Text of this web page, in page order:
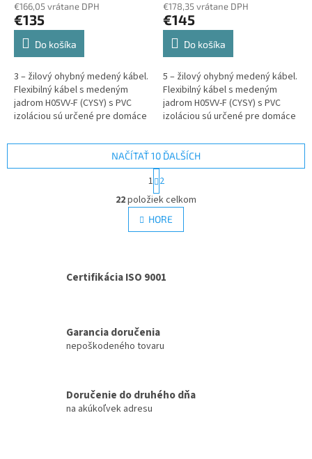
€166,05 vrátane DPH
€135
Do košíka
3 – žilový ohybný medený kábel.
Flexibilný kábel s medeným
jadrom H05VV-F (CYSY) s PVC
izoláciou sú určené pre domáce
alebo pre...
€178,35 vrátane DPH
€145
Do košíka
5 – žilový ohybný medený kábel.
Flexibilný kábel s medeným
jadrom H05VV-F (CYSY) s PVC
izoláciou sú určené pre domáce
alebo pre kuchynské...
O
v
l
á
c
i
v
k
ý
NAČÍTAŤ 10 ĎALŠÍCH
t
r
á
n
k
n
1 2
22položiek celkom
HORE
Certifikácia ISO 9001
Garancia doručenia
nepoškodeného tovaru
Doručenie do druhého dňa
na akúkoľvek adresu